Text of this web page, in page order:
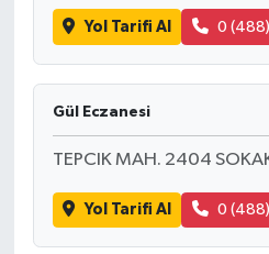
Yol Tarifi Al 0
Gül Eczanesi
TEPCIK MAH. 2404
Yol Tarifi Al 0